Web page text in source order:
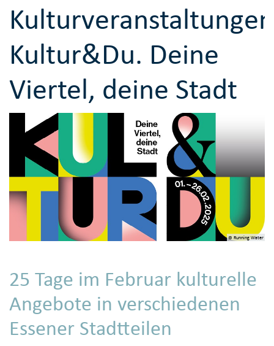
Kultur&Du. Deine
Viertel, deine Stadt
© Running Water
25 Tage im Februar kulturelle
Angebote in verschiedenen
Essener Stadtteilen